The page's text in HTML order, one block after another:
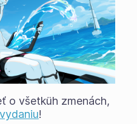
o všetküh zmenách,
!